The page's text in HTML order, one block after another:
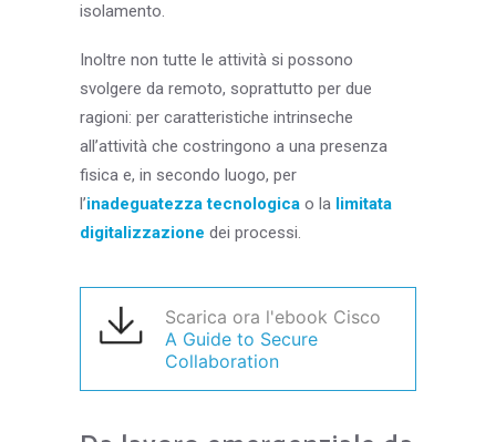
isolamento.
Inoltre non tutte le attività si possono
svolgere da remoto, soprattutto per due
ragioni: per caratteristiche intrinseche
all’attività che costringono a una presenza
fisica e, in secondo luogo, per
l’inadeguatezza tecnologica o la limitata
digitalizzazione dei processi.
Scarica ora l'ebook Cisco
A Guide to Secure
Collaboration